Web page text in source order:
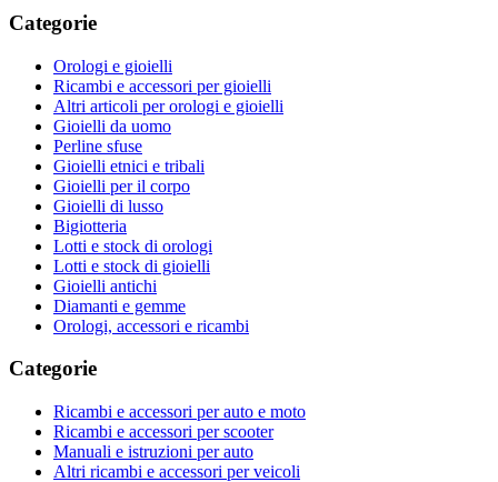
Categorie
Orologi e gioielli
Ricambi e accessori per gioielli
Altri articoli per orologi e gioielli
Gioielli da uomo
Perline sfuse
Gioielli etnici e tribali
Gioielli per il corpo
Gioielli di lusso
Bigiotteria
Lotti e stock di orologi
Lotti e stock di gioielli
Gioielli antichi
Diamanti e gemme
Orologi, accessori e ricambi
Categorie
Ricambi e accessori per auto e moto
Ricambi e accessori per scooter
Manuali e istruzioni per auto
Altri ricambi e accessori per veicoli